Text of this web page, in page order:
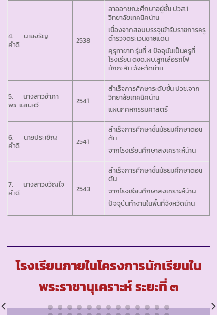
4. นายจรัญ
คำดี
2538
ลาออกขณะศึกษาอยู่ชั้น ปวส.1
วิทยาลัยเทคนิคน่าน
เนื่องจากสอบบรรจุเข้ารับราชการครู
ตำรวจตระเวนชายแดน
คุรุทายาท รุ่นที่ 4 ปัจจุบันเป็นครูที่
โรงเรียน ตชด.ผบ.ลูกเสือรถไฟ
มักกะสัน จังหวัดน่าน
5. นางสาวอำภา
พร แสนหวี
2541
สำเร็จการศึกษาระดับชั้น ปวช.จาก
วิทยาลัยเทคนิคน่าน
แผนกคหกรรมศาสตร์
6. นายประเชิญ
คำดี
2541
สำเร็จการศึกษาชั้นมัธยมศึกษาตอน
ต้น
จากโรงเรียนศึกษาสงเคราะห์น่าน
7. นางสาวขวัญใจ
คำดี
2543
สำเร็จการศึกษาชั้นมัธยมศึกษาตอน
ต้น
จากโรงเรียนศึกษาสงเคราะห์น่าน
ปัจจุบันทำงานในพื้นที่จังหวัดน่าน
โรงเรียนภายในโครงการนักเรียนใน
พระราชานุเคราะห์ ระยะที่ ๓